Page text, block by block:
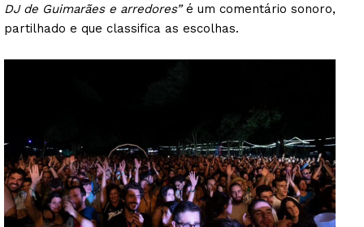
DJ de Guimarães e arredores”é um comentário sonoro,
partilhado e que classifica as escolhas.